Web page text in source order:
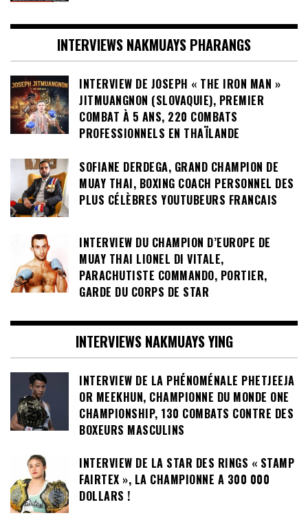
INTERVIEWS NAKMUAYS PHARANGS
INTERVIEW DE JOSEPH « THE IRON MAN »
JITMUANGNON (SLOVAQUIE), PREMIER
COMBAT À 5 ANS, 220 COMBATS
PROFESSIONNELS EN THAÏLANDE
SOFIANE DERDEGA, GRAND CHAMPION DE
MUAY THAI, BOXING COACH PERSONNEL DES
PLUS CÉLÈBRES YOUTUBEURS FRANCAIS
INTERVIEW DU CHAMPION D’EUROPE DE
MUAY THAI LIONEL DI VITALE,
PARACHUTISTE COMMANDO, PORTIER,
GARDE DU CORPS DE STAR
INTERVIEWS NAKMUAYS YING
INTERVIEW DE LA PHÉNOMÉNALE PHETJEEJA
OR MEEKHUN, CHAMPIONNE DU MONDE ONE
CHAMPIONSHIP, 130 COMBATS CONTRE DES
BOXEURS MASCULINS
INTERVIEW DE LA STAR DES RINGS « STAMP
FAIRTEX », LA CHAMPIONNE A 300 000
DOLLARS !